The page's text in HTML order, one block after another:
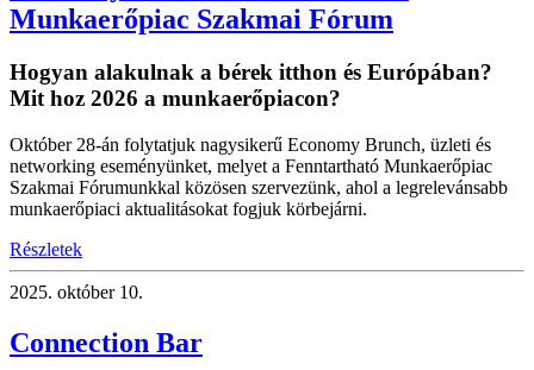
Munkaerőpiac Szakmai Fórum
Hogyan alakulnak a bérek itthon és Európában?
Mit hoz 2026 a munkaerőpiacon?
Október 28-án folytatjuk nagysikerű Economy Brunch, üzleti és
networking eseményünket, melyet a Fenntartható Munkaerőpiac
Szakmai Fórumunkkal közösen szervezünk, ahol a legrelevánsabb
munkaerőpiaci aktualitásokat fogjuk körbejárni.
Részletek
2025. október 10.
Connection Bar